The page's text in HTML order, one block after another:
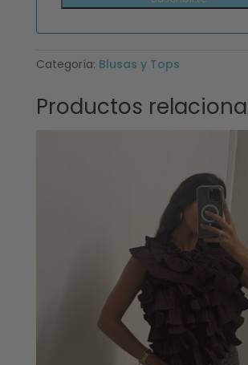
Categoría: Blusas y Tops
Productos